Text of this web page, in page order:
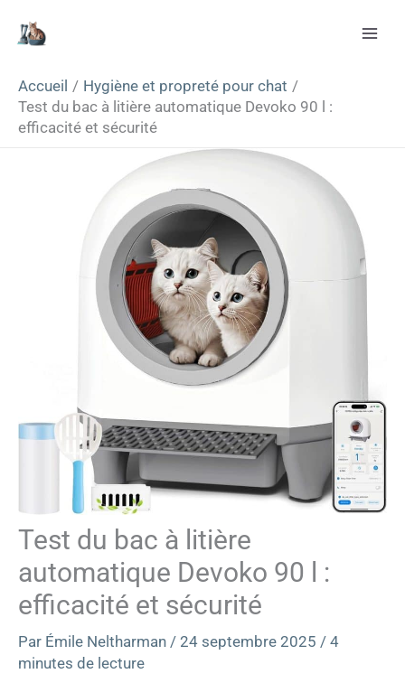
Accueil
Hygiène et propreté pour chat
Test du bac à litière automatique Devoko 90 l :
efficacité et sécurité
Test du bac à litière
automatique Devoko 90 l :
efficacité et sécurité
Par Émile Neltharman / 24 septembre 2025 / 4
minutes de lecture